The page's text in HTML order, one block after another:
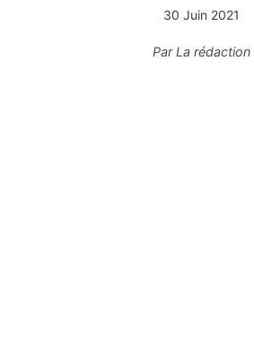
30 Juin 2021
ParLa rédaction